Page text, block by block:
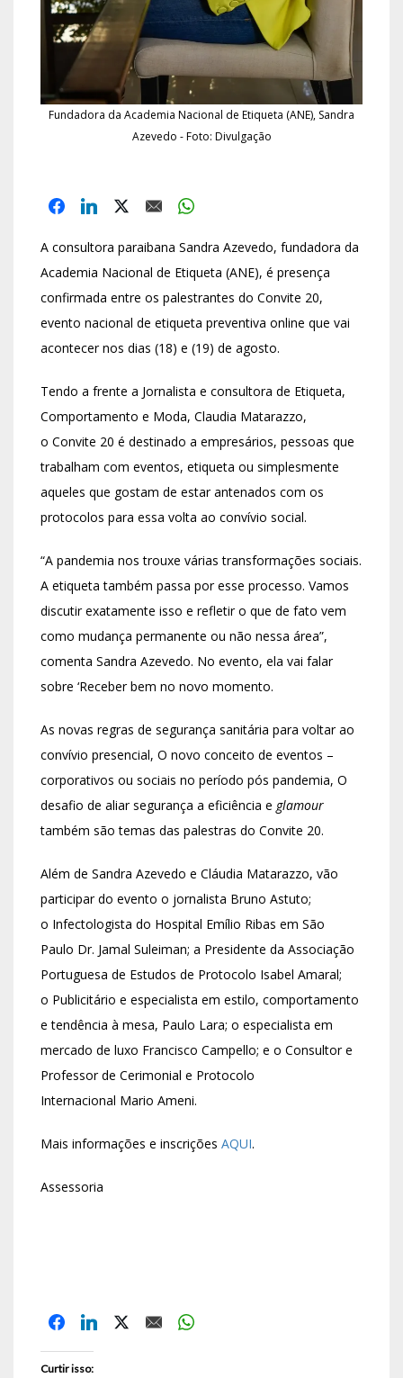
Fundadora da Academia Nacional de Etiqueta (ANE), Sandra
Azevedo - Foto: Divulgação
A consultora paraibana Sandra Azevedo, fundadora da
Academia Nacional de Etiqueta (ANE), é presença
confirmada entre os palestrantes do Convite 20,
evento nacional de etiqueta preventiva online que vai
acontecer nos dias (18) e (19) de agosto.
Tendo a frente a Jornalista e consultora de Etiqueta,
Comportamento e Moda, Claudia Matarazzo,
o Convite 20 é destinado a empresários, pessoas que
trabalham com eventos, etiqueta ou simplesmente
aqueles que gostam de estar antenados com os
protocolos para essa volta ao convívio social.
“A pandemia nos trouxe várias transformações sociais.
A etiqueta também passa por esse processo. Vamos
discutir exatamente isso e refletir o que de fato vem
como mudança permanente ou não nessa área”,
comenta Sandra Azevedo. No evento, ela vai falar
sobre ‘Receber bem no novo momento.
As novas regras de segurança sanitária para voltar ao
convívio presencial, O novo conceito de eventos –
corporativos ou sociais no período pós pandemia, O
desafio de aliar segurança a eficiência e glamour
também são temas das palestras do Convite 20.
Além de Sandra Azevedo e Cláudia Matarazzo, vão
participar do evento o jornalista Bruno Astuto;
o Infectologista do Hospital Emílio Ribas em São
Paulo Dr. Jamal Suleiman; a Presidente da Associação
Portuguesa de Estudos de Protocolo Isabel Amaral;
o Publicitário e especialista em estilo, comportamento
e tendência à mesa, Paulo Lara; o especialista em
mercado de luxo Francisco Campello; e o Consultor e
Professor de Cerimonial e Protocolo
Internacional Mario Ameni.
Mais informações e inscrições AQUI.
Assessoria
Curtir isso: